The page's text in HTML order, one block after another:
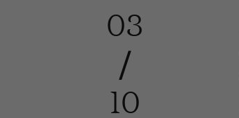
03
/
10